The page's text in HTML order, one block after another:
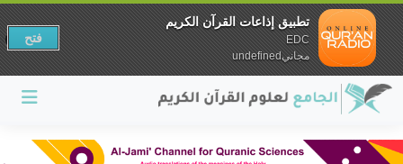
تطبيق إذاعات القرآن الكريم
EDC
مجانيundefined
فتح